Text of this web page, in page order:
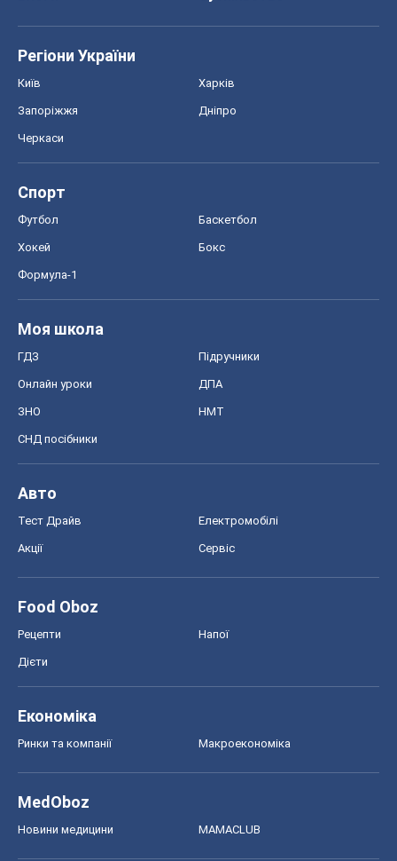
Регіони України
Київ Харків
Запоріжжя Дніпро
Черкаси
Спорт
Футбол Баскетбол
Хокей Бокс
Формула-1
Моя школа
ГДЗ Підручники
Онлайн уроки ДПА
ЗНО НМТ
СНД посібники
Авто
Тест Драйв Електромобілі
Акції Сервіс
Food Oboz
Рецепти Напої
Дієти
Економіка
Ринки та компанії Макроекономіка
MedOboz
Новини медицини MAMACLUB